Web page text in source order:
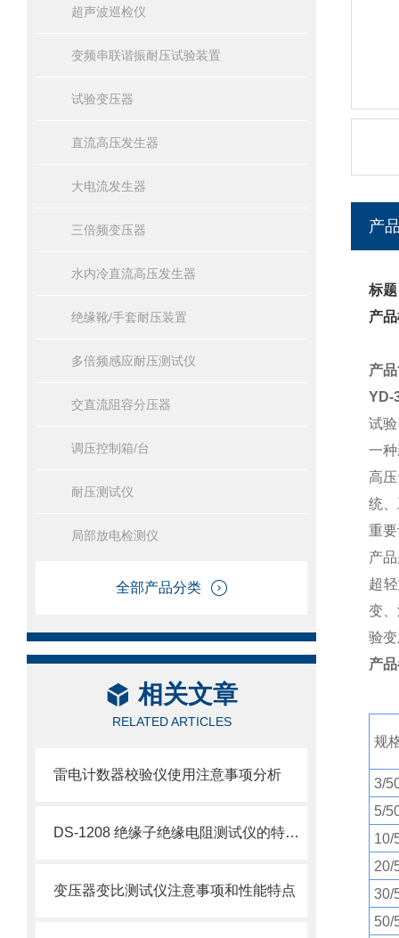
超声波巡检仪
变频串联谐振耐压试验装置
试验变压器
直流高压发生器
大电流发生器
三倍频变压器
水内冷直流高压发生器
绝缘靴/手套耐压装置
多倍频感应耐压测试仪
交直流阻容分压器
调压控制箱/台
耐压测试仪
局部放电检测仪
全部产品分类
相关文章
RELATED ARTICLES
雷电计数器校验仪使用注意事项分析
DS-1208 绝缘子绝缘电阻测试仪的特点及技术参数
变压器变比测试仪注意事项和性能特点
产
标
产
产
YD-
试
一
高
统
重
产
超
变
验
产
规
3/
5/
10/
20/
30/
50/